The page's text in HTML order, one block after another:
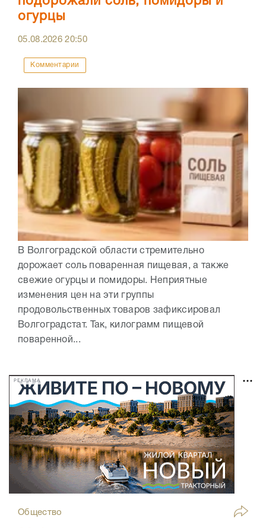
огурцы
05.08.202620:50
Комментарии
В Волгоградской области стремительно
дорожает соль поваренная пищевая, а также
свежие огурцы и помидоры. Неприятные
изменения цен на эти группы
продовольственных товаров зафиксировал
Волгоградстат. Так, килограмм пищевой
поваренной...
РЕКЛАМА
Общество